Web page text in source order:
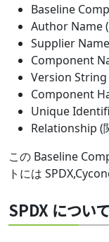
Baseline
Author Name
Supplier
Component
Version String
Component
Unique
Relationship (
この Baseline
トには
SPDX について